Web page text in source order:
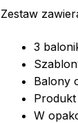
Zestaw
3
Balony
W